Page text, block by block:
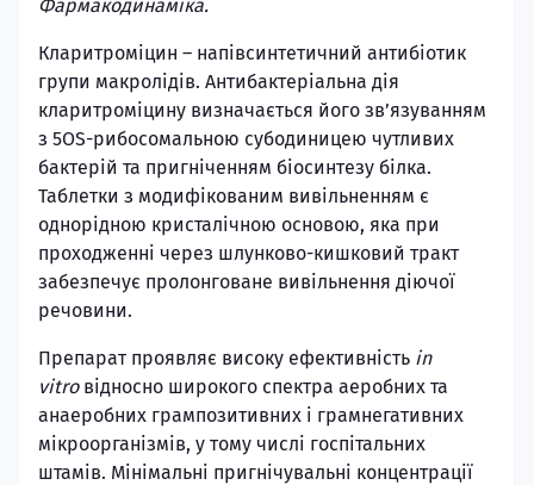
Фармакодинаміка.
Кларитроміцин – напівсинтетичний антибіотик
групи макролідів. Антибактеріальна дія
кларитроміцину визначається його зв’язуванням
з 5OS-рибосомальною субодиницею чутливих
бактерій та пригніченням біосинтезу білка.
Таблетки з модифікованим вивільненням є
однорідною кристалічною основою, яка при
проходженні через шлунково-кишковий тракт
забезпечує пролонговане вивільнення діючої
речовини.
Препарат проявляє високу ефективність in
vitroвідносно широкого спектра аеробних та
анаеробних грампозитивних і грамнегативних
мікроорганізмів, у тому числі госпітальних
штамів. Мінімальні пригнічувальні концентрації